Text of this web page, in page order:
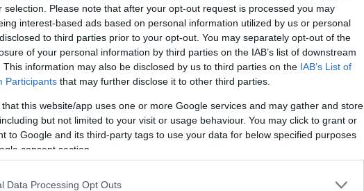
selection. Please note that after your opt-out request is processed you may
interest-based ads based on personal information utilized by us or personal
to third parties prior to your opt-out. You may separately opt-out of the
of your personal information by third parties on the IAB’s list of downstream
This information may also be disclosed by us to third parties on the IAB’s List of
Participants that may further disclose it to other third parties.
that this website/app uses one or more Google services and may gather and store
but not limited to your visit or usage behaviour. You may click to grant or
to Google and its third-party tags to use your data for below specified purposes
consent section.
Data Processing Opt Outs
A hírek főszereplői mellett a technikai nüanszok eltörpülni
látszanak. Pedig a különbséget jelenhetik egy
fegyverrendszer relevanciája és irrelevenciája között. A
fegyverzete. Ennek jegyében szerepeljen a májusi
hírbejegyzésünk címlapképén…
Szerbia Mi-24 Batajnica Mi-35M